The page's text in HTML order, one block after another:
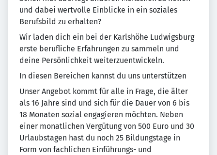
und dabei wertvolle Einblicke in ein soziales
Berufsbild zu erhalten?
Wir laden dich ein bei der Karlshöhe Ludwigsburg
erste berufliche Erfahrungen zu sammeln und
deine Persönlichkeit weiterzuentwickeln.
In diesen Bereichen kannst du uns unterstützen
Unser Angebot kommt für alle in Frage, die älter
als 16 Jahre sind und sich für die Dauer von 6 bis
18 Monaten sozial engagieren möchten. Neben
einer monatlichen Vergütung von 500 Euro und 30
Urlaubstagen hast du noch 25 Bildungstage in
Form von fachlichen Einführungs- und